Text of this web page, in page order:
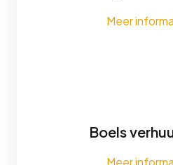
Meer
Boels
Meer